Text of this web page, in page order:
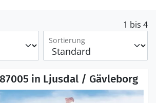
1 bis 4
Sortierung
in Ljusdal / Gävleborg